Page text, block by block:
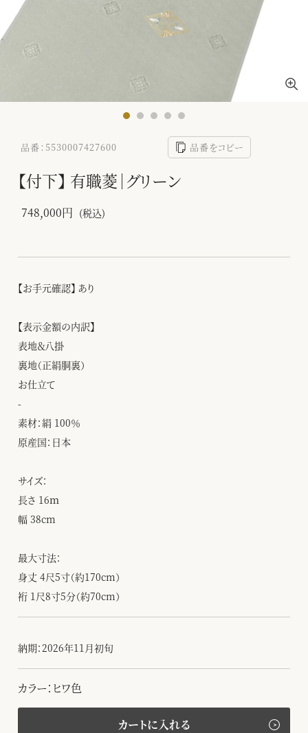
品番：5530007427600 品番をコピー
【付下】 有職菱｜グリーン
748,000円 (税込)
【お手元確認】 あり
【表示金額の内訳】
表地＆八掛
裏地（正絹胴裏）
お仕立て
-
素材：絹 100％
原産国：日本
サイズ：
長さ 16ｍ
幅 38cm
最大寸法：
身丈 4尺5寸（約170cm）
裄 1尺8寸5分（約70cm）
納期：2026年11月初旬
カラー：ヒワ色
カートに入れる